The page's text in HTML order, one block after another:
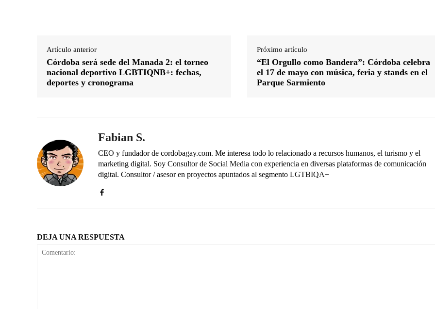
Artículo anterior
Córdoba será sede del Manada 2: el torneo
nacional deportivo LGBTIQNB+: fechas,
deportes y cronograma
Próximo artículo
“El Orgullo como Bandera”: Córdoba celebra
el 17 de mayo con música, feria y stands en el
Parque Sarmiento
Fabian S.
CEO y fundador de cordobagay.com. Me interesa todo lo relacionado a recursos humanos, el turismo y el
marketing digital. Soy Consultor de Social Media con experiencia en diversas plataformas de comunicación
digital. Consultor / asesor en proyectos apuntados al segmento LGTBIQA+
DEJA UNA RESPUESTA